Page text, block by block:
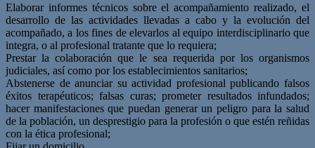
Elaborar informes técnicos sobre el acompañamiento realizado, el
desarrollo de las actividades llevadas a cabo y la evolución del
acompañado, a los fines de elevarlos al equipo interdisciplinario que
integra, o al profesional tratante que lo requiera;
Prestar la colaboración que le sea requerida por los organismos
judiciales, así como por los establecimientos sanitarios;
Abstenerse de anunciar su actividad profesional publicando falsos
éxitos terapéuticos; falsas curas; prometer resultados infundados;
hacer manifestaciones que puedan generar un peligro para la salud
de la población, un desprestigio para la profesión o que estén reñidas
con la ética profesional;